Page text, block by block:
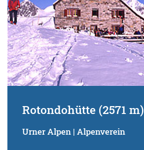
Rotondohütte (2571 m)
Urner Alpen | Alpenverein